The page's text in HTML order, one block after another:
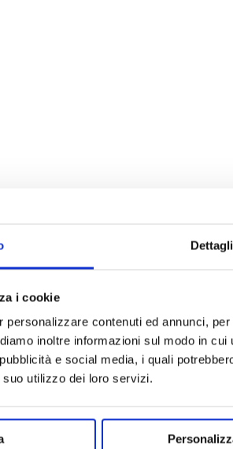
Dettagli
i cookie
personalizzare contenuti ed annunci,
inoltre informazioni sul modo in
e social media, i quali
utilizzo dei loro servizi.